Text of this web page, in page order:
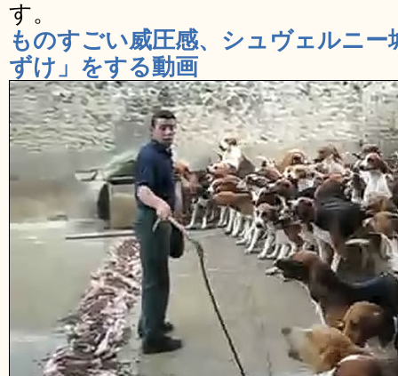
す。
ものすごい威圧感、シュヴェルニー
ずけ」をする動画